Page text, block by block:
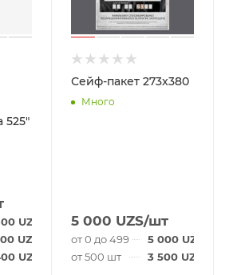
525"
UZS
шт
UZS
UZS
Сейф-пакет 273x380
Много
5 000 UZS/шт
от 0 до 499 шт 5 000 UZS
от 500 шт
3 500 UZS